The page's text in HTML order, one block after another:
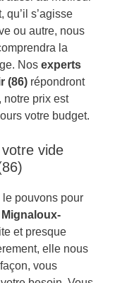
qu’il s’agisse
ou autre, nous
la
Nos experts
(86) répondront
notre prix est
votre budget.
vide
pouvons pour
et presque
elle nous
vous